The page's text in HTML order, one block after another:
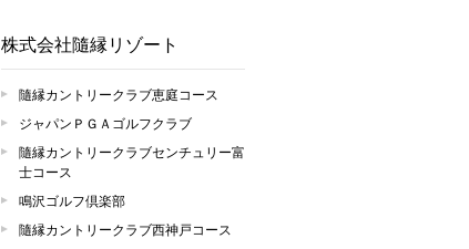
株式会社隨縁リゾート
隨縁カントリークラブ恵庭コース
ジャパンＰＧＡゴルフクラブ
隨縁カントリークラブセンチュリー富
士コース
鳴沢ゴルフ倶楽部
隨縁カントリークラブ西神戸コース